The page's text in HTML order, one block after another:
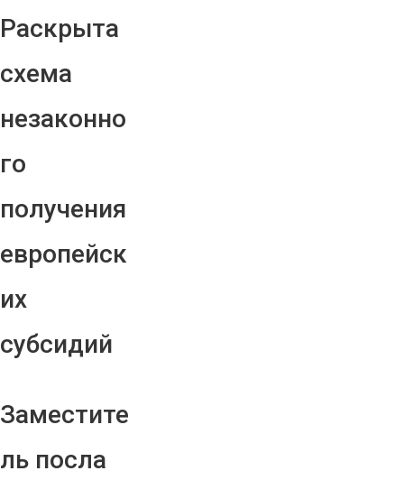
Раскрыта
схема
незаконно
го
получения
европейск
их
субсидий
Заместите
ль посла